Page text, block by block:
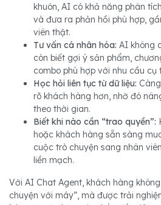
khuôn, AI có khả năng phân
và đưa ra phản hồi phù hợp,
viên thật.
Tư vấn cá nhân hóa: AI không
còn biết gợi ý sản phẩm,
combo phù hợp với nhu cầu
Học hỏi liên tục từ dữ liệu:
rõ khách hàng hơn, nhờ đó
theo thời gian.
Biết khi nào cần “trao quyền”:
hoặc khách hàng sẵn sàng
cuộc trò chuyện sang nhân
liền mạch.
Với AI Chat Agent, khách hàng
chuyện với máy”, mà được trải